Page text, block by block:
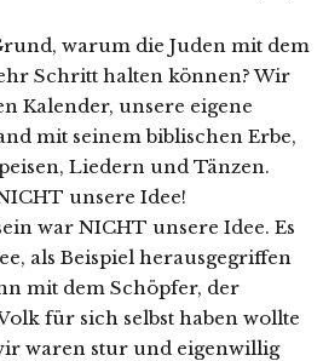
warum die Juden mit dem
Schritt halten können? Wir
Kalender, unsere eigene
mit seinem biblischen Erbe,
Liedern und Tänzen.
unsere Idee!
war NICHT unsere Idee. Es
als Beispiel herausgegriffen
mit dem Schöpfer, der
für sich selbst haben wollte
waren stur und eigenwillig